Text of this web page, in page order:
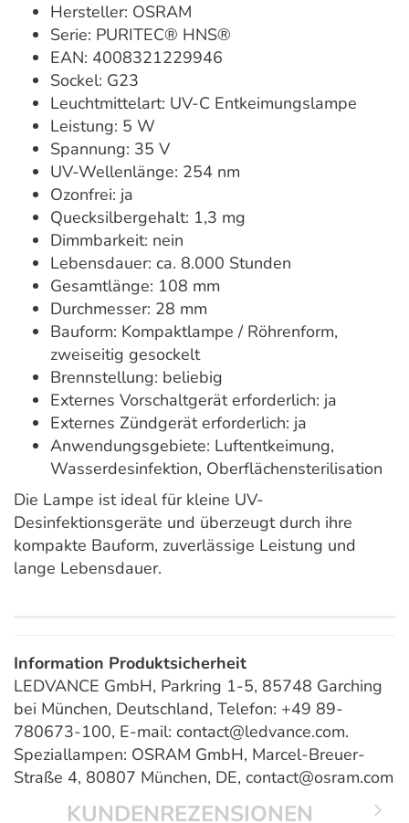
Hersteller: OSRAM
Serie: PURITEC® HNS®
EAN: 4008321229946
Sockel: G23
Leuchtmittelart: UV-C Entkeimungslampe
Leistung: 5 W
Spannung: 35 V
UV-Wellenlänge: 254 nm
Ozonfrei: ja
Quecksilbergehalt: 1,3 mg
Dimmbarkeit: nein
Lebensdauer: ca. 8.000 Stunden
Gesamtlänge: 108 mm
Durchmesser: 28 mm
Bauform: Kompaktlampe / Röhrenform,
zweiseitig gesockelt
Brennstellung: beliebig
Externes Vorschaltgerät erforderlich: ja
Externes Zündgerät erforderlich: ja
Anwendungsgebiete: Luftentkeimung,
Wasserdesinfektion, Oberflächensterilisation
Die Lampe ist ideal für kleine UV-
Desinfektionsgeräte und überzeugt durch ihre
kompakte Bauform, zuverlässige Leistung und
lange Lebensdauer.
Information Produktsicherheit
LEDVANCE GmbH, Parkring 1-5, 85748 Garching
bei München, Deutschland, Telefon: +49 89-
780673-100, E-mail: contact@ledvance.com.
Speziallampen: OSRAM GmbH, Marcel-Breuer-
Straße 4, 80807 München, DE, contact@osram.com
KUNDENREZENSIONEN